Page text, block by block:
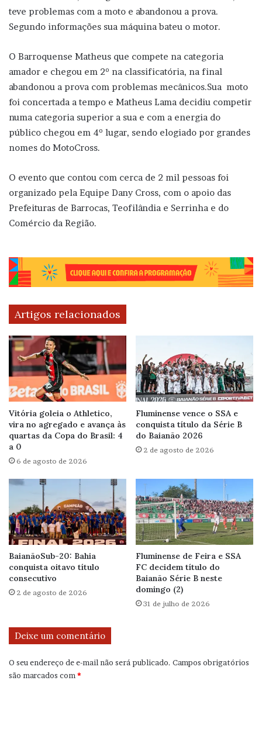
teve problemas com a moto e abandonou a prova.
Segundo informações sua máquina bateu o motor.
O Barroquense Matheus que compete na categoria
amador e chegou em 2º na classificatória, na final
abandonou a prova com problemas mecânicos.Sua moto
foi concertada a tempo e Matheus Lama decidiu competir
numa categoria superior a sua e com a energia do
público chegou em 4º lugar, sendo elogiado por grandes
nomes do MotoCross.
O evento que contou com cerca de 2 mil pessoas foi
organizado pela Equipe Dany Cross, com o apoio das
Prefeituras de Barrocas, Teofilândia e Serrinha e do
Comércio da Região.
Artigos relacionados
Vitória goleia o Athletico,
vira no agregado e avança às
quartas da Copa do Brasil: 4
a 0
6 de agosto de 2026
Fluminense vence o SSA e
conquista título da Série B
do Baianão 2026
2 de agosto de 2026
BaianãoSub-20: Bahia
conquista oitavo título
consecutivo
2 de agosto de 2026
Fluminense de Feira e SSA
FC decidem título do
Baianão Série B neste
domingo (2)
31 de julho de 2026
Deixe um comentário
O seu endereço de e-mail não será publicado. Campos obrigatórios
são marcados com*